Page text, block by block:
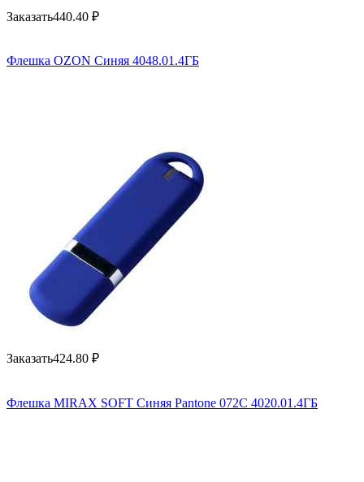
Заказать440.40 ₽
Флешка OZON Синяя 4048.01.4ГБ
Заказать424.80 ₽
Флешка MIRAX SOFT Синяя Pantone 072C 4020.01.4ГБ